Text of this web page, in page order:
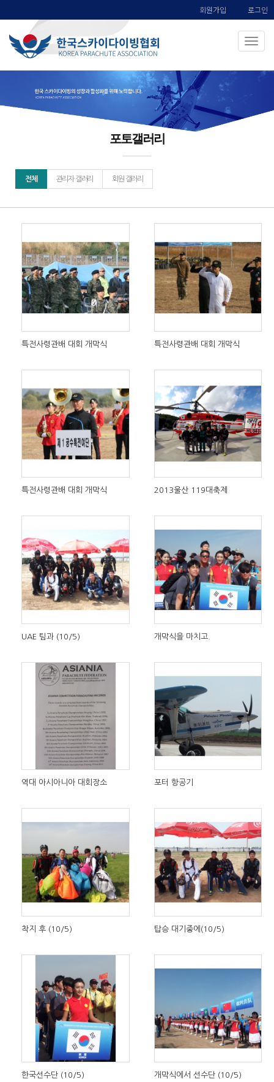
회원가입 로그인
포토갤러리
전체 관리자 갤러리 회원 갤러리
특전사령관배 대회 개막식 특전사령관배 대회 개막식
특전사령관배 대회 개막식 2013울산 119대축제
UAE 팀과 (10/5) 개막식을 마치고.
역대 아시아니아 대회장소 포터 항공기
착지 후 (10/5) 탑승 대기중에(10/5)
한국선수단 (10/5) 개막식에서 선수단 (10/5)